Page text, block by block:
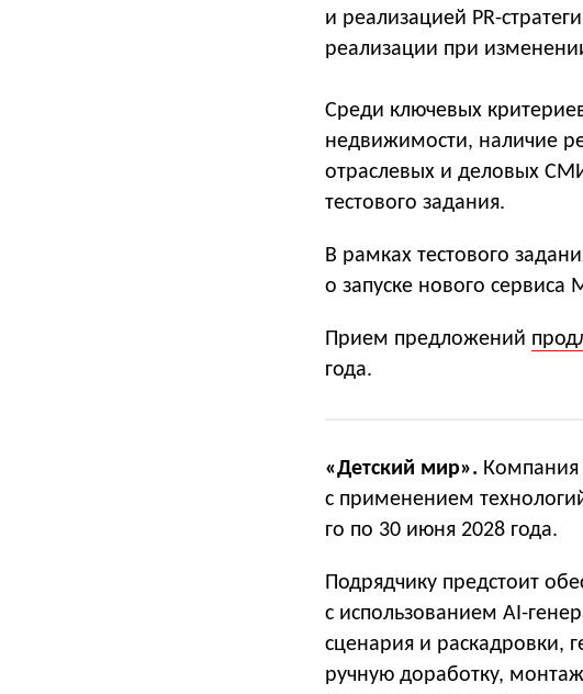
и реализацией PR-
реализации при
Среди ключевых
недвижимости, наличие
отраслевых и деловых
тестового задания.
В рамках тестового
о запуске нового сервиса
Прием предложений
года.
«Детский мир». Компания
с применением
го по 30 июня 2028 года.
Подрядчику предстоит
с использованием AI-
сценария и раскадровки,
ручную доработку,